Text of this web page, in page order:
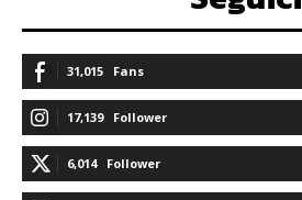
31,015 Fans
17,139 Follower
6,014 Follower